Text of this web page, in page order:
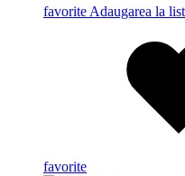
favoriteAdaugarea la
favorite